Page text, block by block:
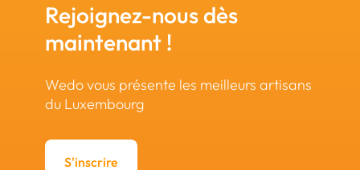
Rejoignez-nous dès
maintenant !
Wedo vous présente les meilleurs artisans
du Luxembourg
S'inscrire